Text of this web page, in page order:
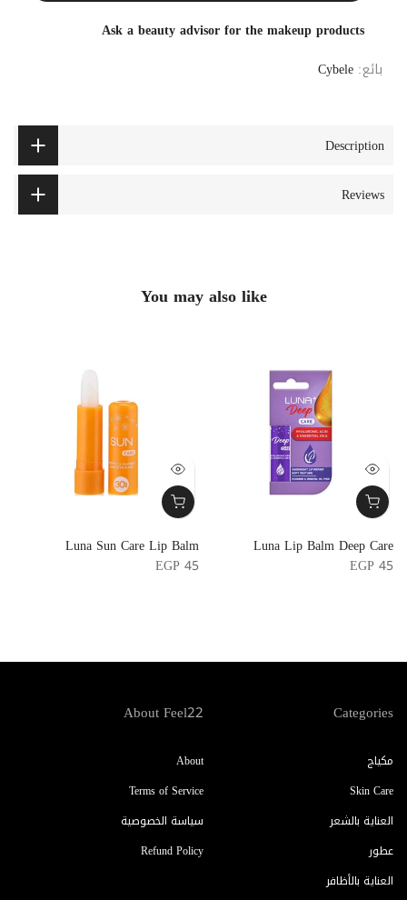
Ask a beauty advisor for the makeup products
بائع:Cybele
Description
Reviews
You may also like
Luna Sun Care Lip Balm
EGP 45
Luna Lip Balm Deep Care
EGP 45
Categories
مكياج
Skin Care
العناية بالشعر
عطور
العناية بالأظافر
About Feel22
About
Terms of Service
سياسة الخصوصية
Refund Policy